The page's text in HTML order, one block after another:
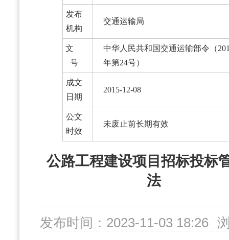
发布
机构
交通运输局
文
号
中华人民共和国交通运输部令（
年第24号）
成文
日期
2015-12-08
公文
时效
未废止前长期有效
公路工程建设项目招标投标
法
发布时间：2023-11-03 18:26